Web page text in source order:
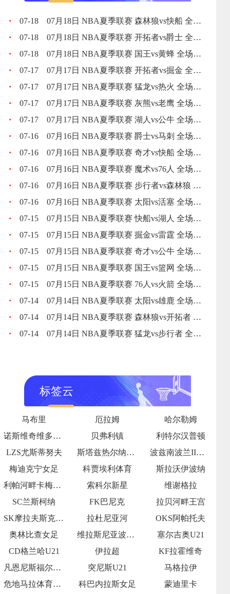
· 07-18
07月18日 NBA夏季联赛 森林狼vs快船 全场录像回放
·
07-18
07月18日 NBA夏季联赛 开拓者vs爵士 全场录像回放
·
07-18
07月18日 NBA夏季联赛 国王vs黄蜂 全场录像回放
·
07-17
07月17日 NBA夏季联赛 开拓者vs掘金 全场录像回放
·
07-17
07月17日 NBA夏季联赛 猛龙vs热火 全场录像回放
·
07-17
07月17日 NBA夏季联赛 灰熊vs老鹰 全场录像回放
·
07-17
07月17日 NBA夏季联赛 湖人vs公牛 全场录像回放
·
07-16
07月16日 NBA夏季联赛 爵士vs马刺 全场录像回放
·
07-16
07月16日 NBA夏季联赛 奇才vs快船 全场录像回放
·
07-16
07月16日 NBA夏季联赛 魔术vs76人 全场录像回放
·
07-16
07月16日 NBA夏季联赛 步行者vs森林狼 全场录像回放
·
07-16
07月16日 NBA夏季联赛 太阳vs活塞 全场录像回放
·
07-15
07月15日 NBA夏季联赛 快船vs湖人 全场录像回放
·
07-15
07月15日 NBA夏季联赛 掘金vs雷霆 全场录像回放
·
07-15
07月15日 NBA夏季联赛 奇才vs公牛 全场录像回放
·
07-15
07月15日 NBA夏季联赛 国王vs篮网 全场录像回放
·
07-15
07月15日 NBA夏季联赛 76人vs火箭 全场录像回放
·
07-14
07月14日 NBA夏季联赛 太阳vs雄鹿 全场录像回放
·
07-14
07月14日 NBA夏季联赛 森林狼vs开拓者 全场录像回放
·
07-14 07月14日 NBA夏季联赛 猛龙vs步行者 全场录像回放
标签云
马布里 厄拉姆
哈尔勒姆
诺斯维奇维多利亚
贝弗利镇
利特尔汉普顿
LZS尤斯蒂努夫
斯塔兹热尔纳女足
波兹南波兰II女足
梅迪克宁女足
科贾埃利体育
斯拉沃伊波纳
利帕河畔卡梅尼采
索科尔新星
维谢格拉
SC兰斯柯纳
FK巴尼克
拉贝河畔王宫
SK摩拉夫斯克克尼尼采
拉杜尼亚河
OKS阿帕托夫
奥林比查女足
维拉斯尼亚波兹兰
塞尔吉奥U21
CD格兰哈U21
伊拉超
KF拉霍维奇
凡恩尼斯福尔马曹
突尼斯U21
马格拉伊
危地马拉体育女足
科巴内拉斯女足 蒙迪里卡